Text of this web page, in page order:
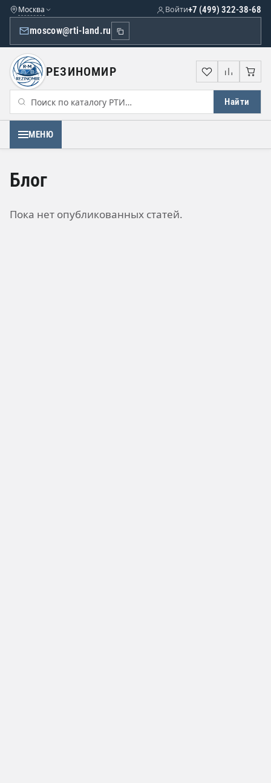
Москва
moscow@rti-land.ru
+7 (499) 322-38-68
Войти
РЕЗИНОМИР
Найти
Избранное
МЕНЮ
Блог
Пока нет опубликованных статей.